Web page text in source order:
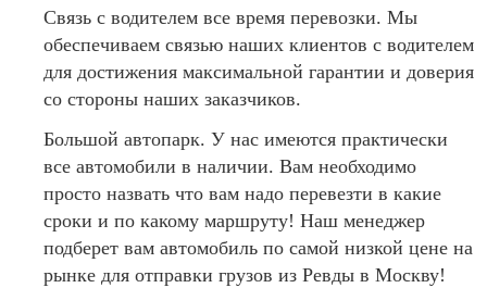
Связь с водителем все время перевозки. Мы
обеспечиваем связью наших клиентов с водителем
для достижения максимальной гарантии и доверия
со стороны наших заказчиков.
Большой автопарк. У нас имеются практически
все автомобили в наличии. Вам необходимо
просто назвать что вам надо перевезти в какие
сроки и по какому маршруту! Наш менеджер
подберет вам автомобиль по самой низкой цене на
рынке для отправки грузов из Ревды в Москву!